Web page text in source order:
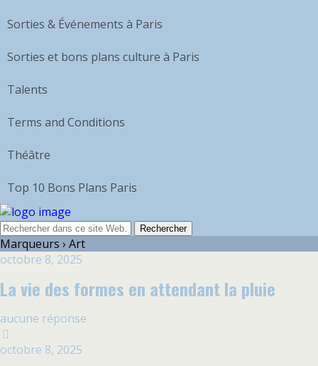
Sorties & Événements à Paris
Sorties et bons plans culture à Paris
Talents
Terms and Conditions
Théâtre
Top 10 Bons Plans Paris
Marqueurs › Art
octobre 8, 2025
La vie des formes en attendant la pluie
aucune réponse
octobre 8, 2025